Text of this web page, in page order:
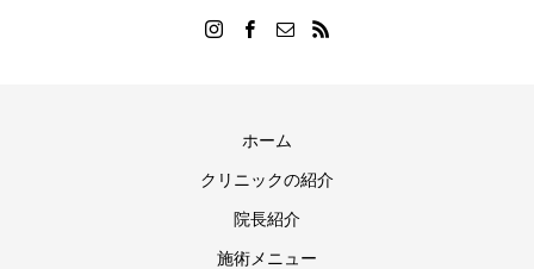
ホーム
クリニックの紹介
院長紹介
施術メニュー